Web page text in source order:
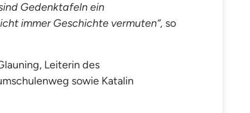
Gedenktafeln ein
immer Geschichte vermuten“, so
Leiterin des
sowie Katalin